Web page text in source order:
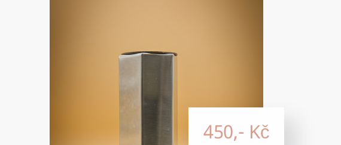
450,- Kč